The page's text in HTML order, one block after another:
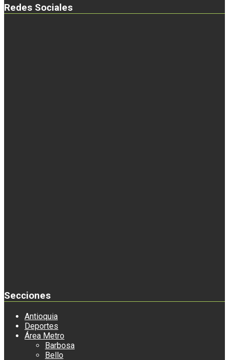
Redes Sociales
Secciones
Antioquia
Deportes
Área Metro
Barbosa
Bello